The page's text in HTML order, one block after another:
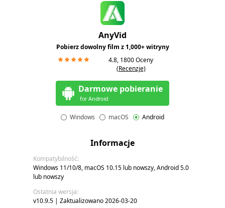
AnyVid
Pobierz dowolny film z 1,000+ witryny
4.8, 1800Oceny
(Recenzje)
Darmowe pobieranie
for Android
Windows macOS Android
Informacje
Kompatybilność:
Windows 11/10/8, macOS 10.15 lub nowszy, Android 5.0
lub nowszy
Ostatnia wersja:
v10.9.5 | Zaktualizowano 2026-03-20